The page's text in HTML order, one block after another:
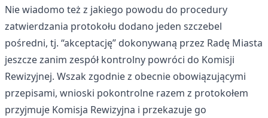
Nie wiadomo też z jakiego powodu do procedury
zatwierdzania protokołu dodano jeden szczebel
pośredni, tj. “akceptację” dokonywaną przez Radę Miasta
jeszcze zanim zespół kontrolny powróci do Komisji
Rewizyjnej. Wszak zgodnie z obecnie obowiązującymi
przepisami, wnioski pokontrolne razem z protokołem
przyjmuje Komisja Rewizyjna i przekazuje go